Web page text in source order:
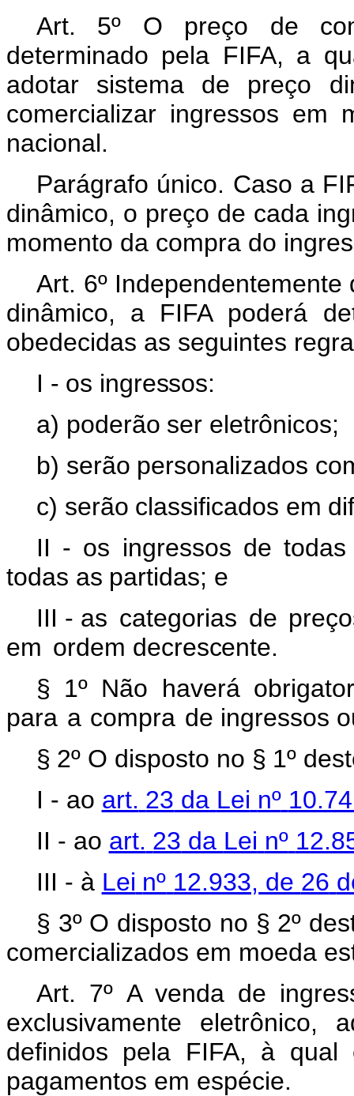
Art. 5º
O preço de
determinado pela FIFA, a
adotar
sistema de preço
comercializar ingressos em
nacional.
Parágrafo único. Caso a
dinâmico, o preço de cada
momento da compra do
Art. 6º Independentemente
dinâmico,
a FIFA poderá
obedecidas as seguintes
I - os ingressos:
a) poderão ser eletrônicos;
b) serão personalizados
c) serão classificados em
II - os ingressos de todas
todas as partidas; e
III - as categorias de
em ordem decrescente.
§ 1º Não haverá
para a compra de ingressos
§ 2º O disposto no § 1º
I - ao art. 23 da Lei nº
II - ao art. 23 da Lei nº
III - à Lei nº 12.933, de 26
§ 3º O disposto no § 2º
comercializados em moeda
Art. 7º A venda de
exclusivamente eletrônico,
definidos pela FIFA, à qual
pagamentos em espécie.